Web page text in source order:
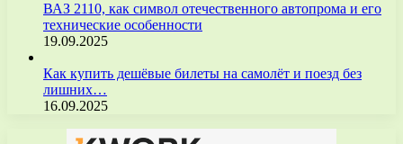
ВАЗ 2110, как символ отечественного автопрома и его
технические особенности
19.09.2025
Как купить дешёвые билеты на самолёт и поезд без
лишних…
16.09.2025